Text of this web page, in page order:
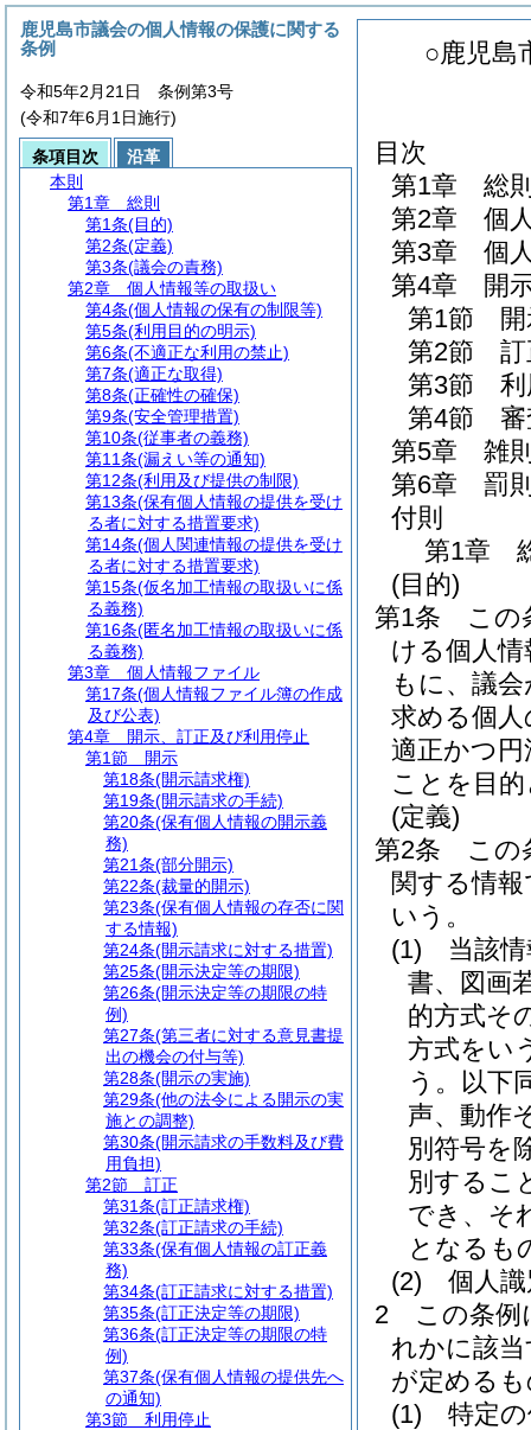
○鹿児島
目次
第1章
総
第2章
個
第3章
個
第4章
開
第1節
第2節
第3節
第4節
第5章
雑
第6章
罰
付則
第1章
(目的)
第1条
この
ける個人
もに、議
求める個
適正かつ
ことを目
(定義)
第2条
この
関する情
いう。
(1)
当該
書、図画
的方式そ
方式をい
う。以下
声、動作
別符号を
別するこ
でき、そ
となるも
(2)
個人
2
この条例
れかに該
が定める
(1)
特定
鹿児島市議会の個人情報の保護に関する
条例
令和5年2月21日 条例第3号
(令和7年6月1日施行)
条項目次
沿革
本則
第1章
総則
第1条(目的)
第2条(定義)
第3条(議会の責務)
第2章
個人情報等の取扱い
第4条(個人情報の保有の制限等)
第5条(利用目的の明示)
第6条(不適正な利用の禁止)
第7条(適正な取得)
第8条(正確性の確保)
第9条(安全管理措置)
第10条(従事者の義務)
第11条(漏えい等の通知)
第12条(利用及び提供の制限)
第13条(保有個人情報の提供を受け
る者に対する措置要求)
第14条(個人関連情報の提供を受け
る者に対する措置要求)
第15条(仮名加工情報の取扱いに係
る義務)
第16条(匿名加工情報の取扱いに係
る義務)
第3章
個人情報ファイル
第17条(個人情報ファイル簿の作成
及び公表)
第4章
開示、訂正及び利用停止
第1節
開示
第18条(開示請求権)
第19条(開示請求の手続)
第20条(保有個人情報の開示義
務)
第21条(部分開示)
第22条(裁量的開示)
第23条(保有個人情報の存否に関
する情報)
第24条(開示請求に対する措置)
第25条(開示決定等の期限)
第26条(開示決定等の期限の特
例)
第27条(第三者に対する意見書提
出の機会の付与等)
第28条(開示の実施)
第29条(他の法令による開示の実
施との調整)
第30条(開示請求の手数料及び費
用負担)
第2節
訂正
第31条(訂正請求権)
第32条(訂正請求の手続)
第33条(保有個人情報の訂正義
務)
第34条(訂正請求に対する措置)
第35条(訂正決定等の期限)
第36条(訂正決定等の期限の特
例)
第37条(保有個人情報の提供先へ
の通知)
第3節
利用停止